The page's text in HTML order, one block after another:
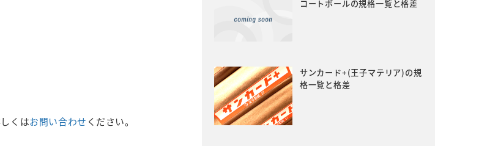
くはお問い合わせ ください。
コートボールの規格一覧と格差
サンカード+(王子マテリア)の規
格一覧と格差